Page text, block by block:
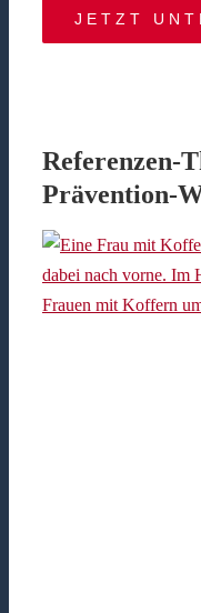
JETZT
Referenzen-
Prävention-